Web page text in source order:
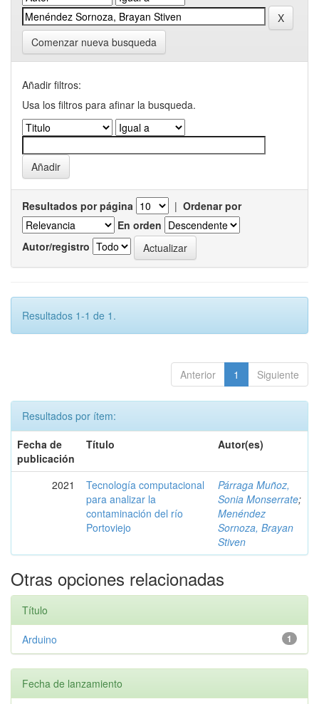
Comenzar nueva busqueda
Añadir filtros:
Usa los filtros para afinar la busqueda.
Resultados por página | Ordenar por
En orden
Autor/registro
Resultados 1-1 de 1.
Anterior 1 Siguiente
Resultados por ítem:
Fecha de
publicación
Título Autor(es)
2021
Tecnología computacional
para analizar la
contaminación del río
Portoviejo
Párraga Muñoz,
Sonia Monserrate;
Menéndez
Sornoza, Brayan
Stiven
Otras opciones relacionadas
Título
1
Arduino
Fecha de lanzamiento